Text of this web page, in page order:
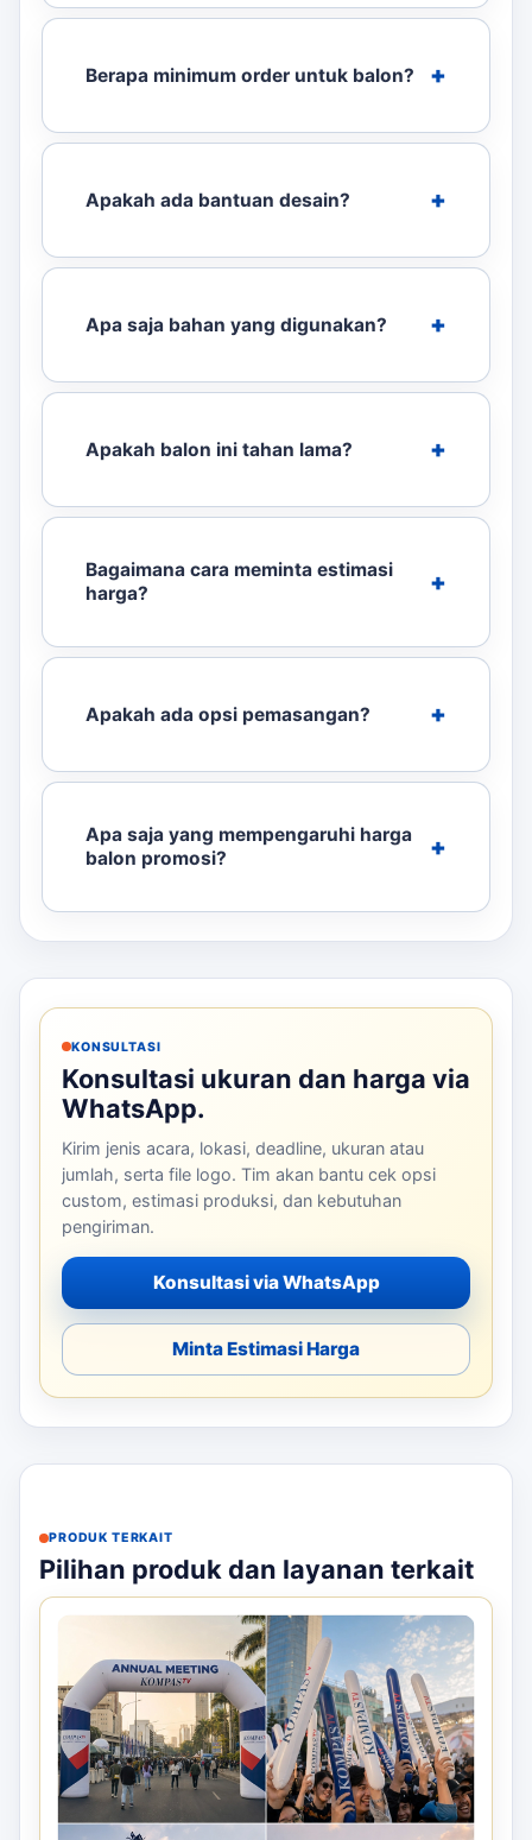
Berapa minimum order untuk balon?
Apakah ada bantuan desain?
Apa saja bahan yang digunakan?
Apakah balon ini tahan lama?
Bagaimana cara meminta estimasi
harga?
Apakah ada opsi pemasangan?
Apa saja yang mempengaruhi harga
balon promosi?
KONSULTASI
Konsultasi ukuran dan harga via
WhatsApp.
Kirim jenis acara, lokasi, deadline, ukuran atau
jumlah, serta file logo. Tim akan bantu cek opsi
custom, estimasi produksi, dan kebutuhan
pengiriman.
Konsultasi via WhatsApp
Minta Estimasi Harga
PRODUK TERKAIT
Pilihan produk dan layanan terkait